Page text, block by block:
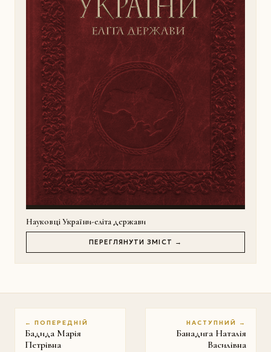
Науковці України-еліта держави
ПЕРЕГЛЯНУТИ ЗМІСТ →
← ПОПЕРЕДНІЙ
Бадида Марія
Петрівна
НАСТУПНИЙ →
Банадига Наталія
Василівна